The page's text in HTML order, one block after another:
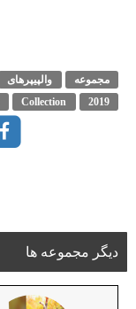
مجموعه والپیپرهای
Collection 2019
دیگر مجموعه ها